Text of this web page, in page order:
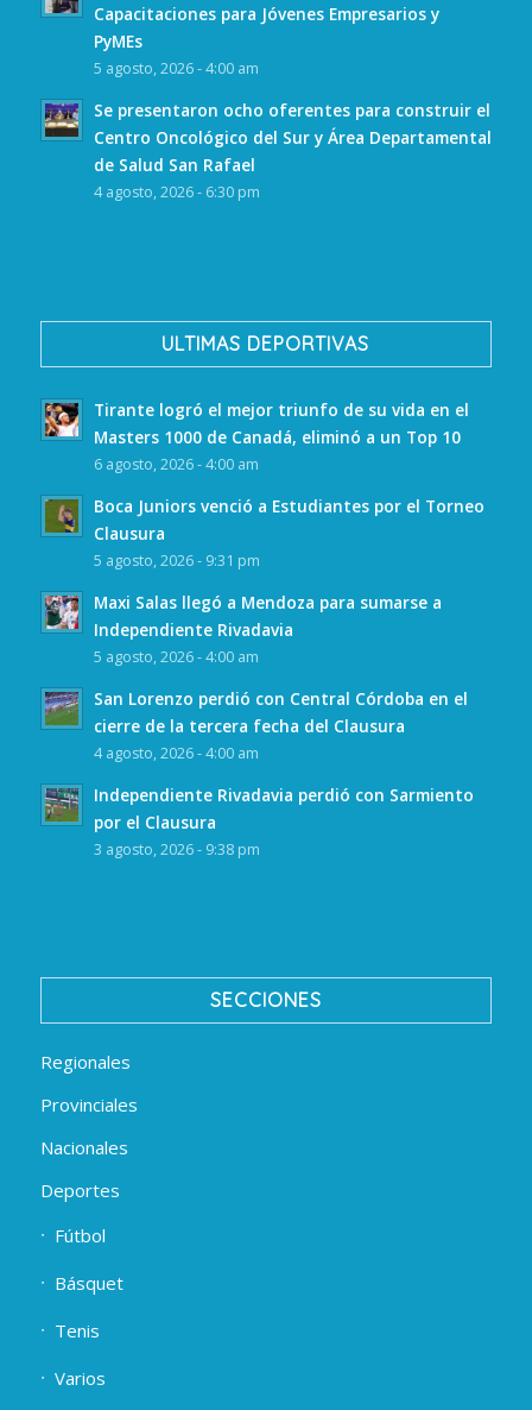
Capacitaciones para Jóvenes Empresarios y
PyMEs
5 agosto, 2026 - 4:00 am
Se presentaron ocho oferentes para construir el
Centro Oncológico del Sur y Área Departamental
de Salud San Rafael
4 agosto, 2026 - 6:30 pm
ULTIMAS DEPORTIVAS
Tirante logró el mejor triunfo de su vida en el
Masters 1000 de Canadá, eliminó a un Top 10
6 agosto, 2026 - 4:00 am
Boca Juniors venció a Estudiantes por el Torneo
Clausura
5 agosto, 2026 - 9:31 pm
Maxi Salas llegó a Mendoza para sumarse a
Independiente Rivadavia
5 agosto, 2026 - 4:00 am
San Lorenzo perdió con Central Córdoba en el
cierre de la tercera fecha del Clausura
4 agosto, 2026 - 4:00 am
Independiente Rivadavia perdió con Sarmiento
por el Clausura
3 agosto, 2026 - 9:38 pm
SECCIONES
Regionales
Provinciales
Nacionales
Deportes
Fútbol
Básquet
Tenis
Varios